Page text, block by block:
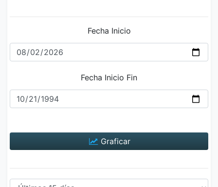
Fecha Inicio
Fecha Inicio Fin
Graficar